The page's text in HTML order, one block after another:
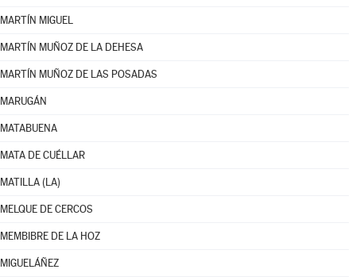
MARTÍN MIGUEL
MARTÍN MUÑOZ DE LA DEHESA
MARTÍN MUÑOZ DE LAS POSADAS
MARUGÁN
MATABUENA
MATA DE CUÉLLAR
MATILLA (LA)
MELQUE DE CERCOS
MEMBIBRE DE LA HOZ
MIGUELÁÑEZ